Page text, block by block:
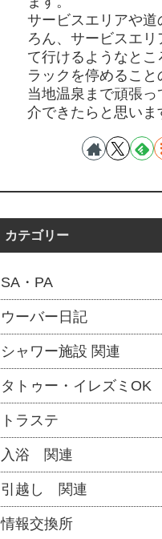
サービスエリアや道
ろん、サービスエリ
て行けるようなとこ
ラックを停めること
当地温泉まで頑張っ
介できたらと思いま
カテゴリー
SA・PA
ウーバー日記
シャワー施設 関連
タトゥー・イレズミOK
トラステ
入浴 関連
引越し 関連
情報交換所